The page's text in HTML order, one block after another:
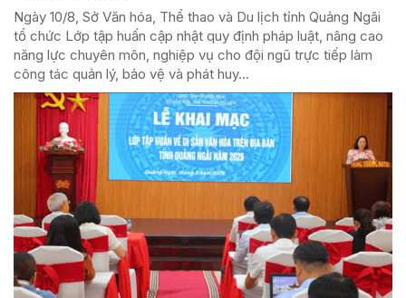
Ngày 10/8, Sở Văn hóa, Thể thao và Du lịch tỉnh Quảng Ngãi
tổ chức Lớp tập huấn cập nhật quy định pháp luật, nâng cao
năng lực chuyên môn, nghiệp vụ cho đội ngũ trực tiếp làm
công tác quản lý, bảo vệ và phát huy...